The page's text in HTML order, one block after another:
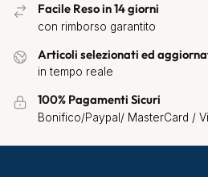
Facile Reso in 14 giorni
con rimborso garantito
Articoli selezionati ed
in tempo reale
100% Pagamenti Sicuri
Bonifico/Paypal/ MasterCard /